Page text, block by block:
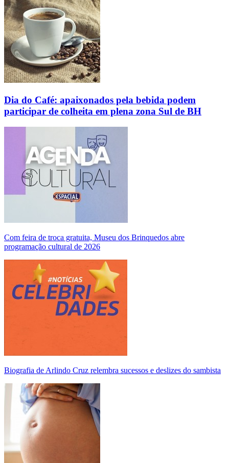
Dia do Café: apaixonados pela bebida podem
participar de colheita em plena zona Sul de BH
Com feira de troca gratuita, Museu dos Brinquedos abre
programação cultural de 2026
Biografia de Arlindo Cruz relembra sucessos e deslizes do sambista